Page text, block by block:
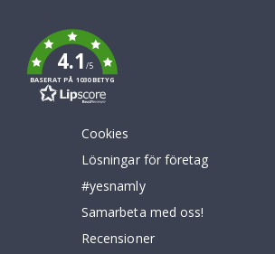
4.1/5
BASERAT PÅ 1030 BETYG
Cookies
Lösningar för företag
#yesnamly
Samarbeta med oss!
Recensioner